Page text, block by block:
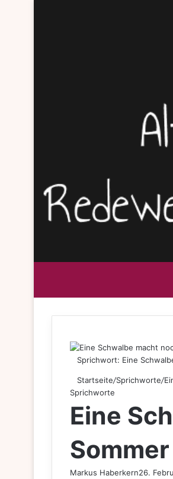
Sprichwort: Eine
Startseite/Sprichworte/
Sprichworte
Eine
Sommer
Markus Haberkern26.